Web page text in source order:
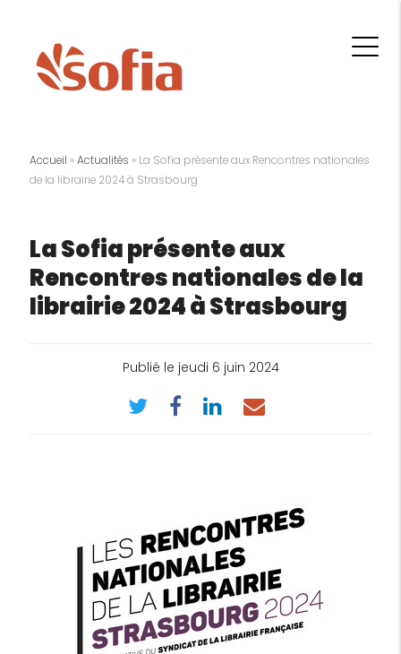
Accueil »Actualités » La Sofia présente aux Rencontres nationales
de la librairie 2024 à Strasbourg
La Sofia présente aux
Rencontres nationales de la
librairie 2024 à Strasbourg
Publié le jeudi 6 juin 2024